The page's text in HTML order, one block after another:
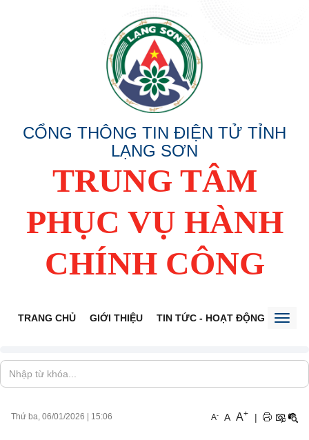
CỔNG THÔNG TIN ĐIỆN TỬ TỈNH
LẠNG SƠN
TRUNG TÂM
PHỤC VỤ HÀNH
CHÍNH CÔNG
TRANG CHỦ GIỚI THIỆU TIN TỨC - HOẠT ĐỘNG
Thứ ba, 06/01/2026 15:06 A- A A+ |